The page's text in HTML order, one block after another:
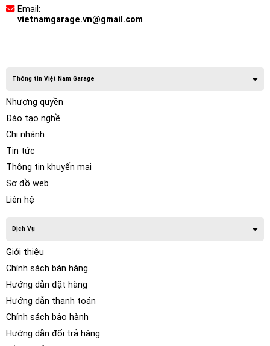
Email:
vietnamgarage.vn@gmail.com
Thông tin Việt Nam Garage
Nhượng quyền
Đào tạo nghề
Chi nhánh
Tin tức
Thông tin khuyến mại
Sơ đồ web
Liên hệ
Dịch Vụ
Giới thiệu
Chính sách bán hàng
Hướng dẫn đặt hàng
Hướng dẫn thanh toán
Chính sách bảo hành
Hướng dẫn đổi trả hàng